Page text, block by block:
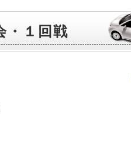
・１回戦